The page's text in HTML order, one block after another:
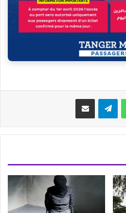
واتساب تيلقرام مشاركة عبر البريد